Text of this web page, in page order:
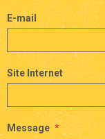
E-mail
Site Internet
Message